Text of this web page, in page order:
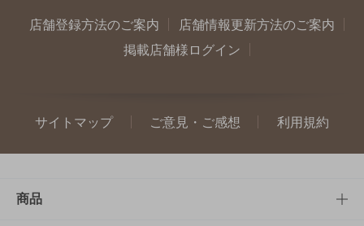
店舗登録方法のご案内
店舗情報更新方法のご案内
掲載店舗様ログイン
サイトマップ ご意見・ご感想 利用規約
商品